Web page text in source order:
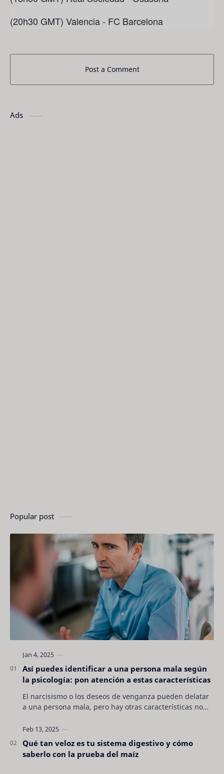
(20h30 GMT) Valencia - FC Barcelona
Post a Comment
Ads
Popular post
Así puedes identificar a una persona mala según
la psicología: pon atención a estas características
El narcisismo o los deseos de venganza pueden delatar
a una persona mala, pero hay otras características no
Qué tan veloz es tu sistema digestivo y cómo
saberlo con la prueba del maíz